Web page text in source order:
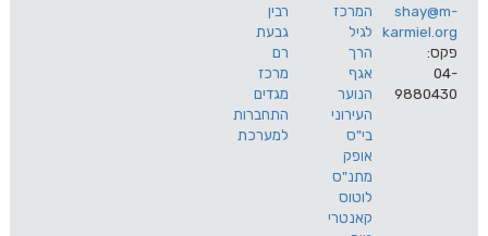
המרכז
לגיל
הרך
אגף
הנוער
רבין
גבעת
רם
מרכז
מגדים
התחברות
למערכת